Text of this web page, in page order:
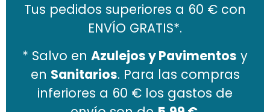
Tus pedidos superiores a 60 € con
ENVÍO GRATIS*.
* Salvo en Azulejos y Pavimentos y
en Sanitarios. Para las compras
inferiores a 60 € los gastos de